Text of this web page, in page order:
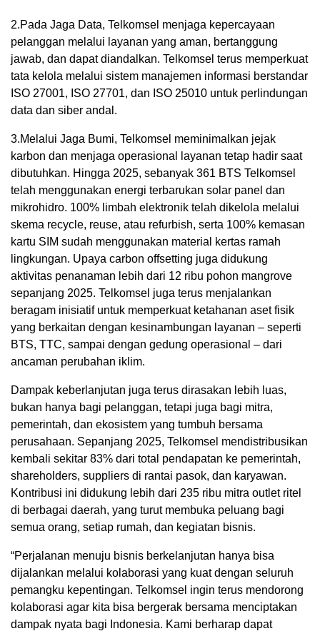
2.Pada Jaga Data, Telkomsel menjaga kepercayaan
pelanggan melalui layanan yang aman, bertanggung
jawab, dan dapat diandalkan. Telkomsel terus memperkuat
tata kelola melalui sistem manajemen informasi berstandar
ISO 27001, ISO 27701, dan ISO 25010 untuk perlindungan
data dan siber andal.
3.Melalui Jaga Bumi, Telkomsel meminimalkan jejak
karbon dan menjaga operasional layanan tetap hadir saat
dibutuhkan. Hingga 2025, sebanyak 361 BTS Telkomsel
telah menggunakan energi terbarukan solar panel dan
mikrohidro. 100% limbah elektronik telah dikelola melalui
skema recycle, reuse, atau refurbish, serta 100% kemasan
kartu SIM sudah menggunakan material kertas ramah
lingkungan. Upaya carbon offsetting juga didukung
aktivitas penanaman lebih dari 12 ribu pohon mangrove
sepanjang 2025. Telkomsel juga terus menjalankan
beragam inisiatif untuk memperkuat ketahanan aset fisik
yang berkaitan dengan kesinambungan layanan – seperti
BTS, TTC, sampai dengan gedung operasional – dari
ancaman perubahan iklim.
Dampak keberlanjutan juga terus dirasakan lebih luas,
bukan hanya bagi pelanggan, tetapi juga bagi mitra,
pemerintah, dan ekosistem yang tumbuh bersama
perusahaan. Sepanjang 2025, Telkomsel mendistribusikan
kembali sekitar 83% dari total pendapatan ke pemerintah,
shareholders, suppliers di rantai pasok, dan karyawan.
Kontribusi ini didukung lebih dari 235 ribu mitra outlet ritel
di berbagai daerah, yang turut membuka peluang bagi
semua orang, setiap rumah, dan kegiatan bisnis.
“Perjalanan menuju bisnis berkelanjutan hanya bisa
dijalankan melalui kolaborasi yang kuat dengan seluruh
pemangku kepentingan. Telkomsel ingin terus mendorong
kolaborasi agar kita bisa bergerak bersama menciptakan
dampak nyata bagi Indonesia. Kami berharap dapat